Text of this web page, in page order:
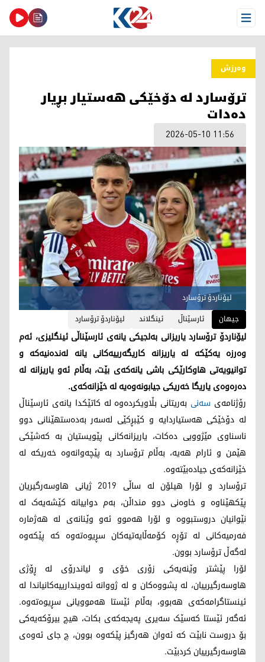
Open Menu
وەرزش
ترۆسارد لە دۆخێکی هەستیار بڕیار
دەدات
2026-05-10 11:56
لیۆناردۆ ترۆسارد
جیهان
ئارسێناڵ ئینگلاند لیۆناردۆ ترۆسارد
لیۆناردۆ ترۆسارد یاریزانی بەلجیکی یانەی ئارسێناڵی ئینگلیزی، ئەم
وەرزە یەکێکە لە یاریزانە کاریگەرییەکانی یانە لەندەنیەکە و
توانیویەتی هاوکارێکی باشی یانەکەی بێت، بەڵام ئەو یاریزانە لە
دەرەوەی یاریگا خەریکی جیابونەوەیە لە خێزانەکەی.
رۆژنامەی سەنی بەریتانی بڵاویکردەوە لە کاتێکدا یانەی ئارسێناڵ
لە دۆخێکی هەستیاردایە و کێبڕکێی لەسەر بەدەستهێنانی دوو
ناسناوی مێژوویی دەکات، یاریزانەکانی پێویستیان بە کەشێکی
هێمن و ئارام هەیە، بەڵام ترۆسارد بە پێچەوانەوە خەریکە لە
خێزانەکەی جیادەبێتەوە.
ترۆسارد و لۆرا هیلۆن لە ساڵی 2019 ژیانی هاوسەرگیریان
پێکهێناوە و خاوەنی دوو منداڵن، بەم دواییانە کێشەیەک لە
نێوانیان دروستبووە و لۆرا هەموو ئەو وێنانەی لە هەژمارە
فەرمیەکانی لە تۆڕە کۆمەڵایەتیەکان سڕیوەتەوە کە پێکەوە
لەگەڵ ترۆسارد بوون.
لۆرا پێشتر وێنەیەکی زۆری خۆی و لیاندرۆی لە ڕۆژی
هاوسەرگیرییان، لە پشووەکان و لە ژووانە ئەویندارییەکانیاندا لە
ئینستاگرامەکەی هەبوو، بەڵام ئێستا هەموویانی سڕیوەتەوە.
ئەگەر ئێستا کەسێک سەیری پەیجەکەی بکات، هیچ بیرۆکەیەکی
بۆ دروست نابێت کە ئەوان هەرگیز پێکەوە بوون، چ جای ئەوەی
هاوسەرگیرییان کردبێت.